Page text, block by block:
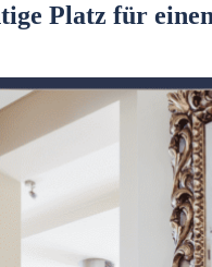
Platz für